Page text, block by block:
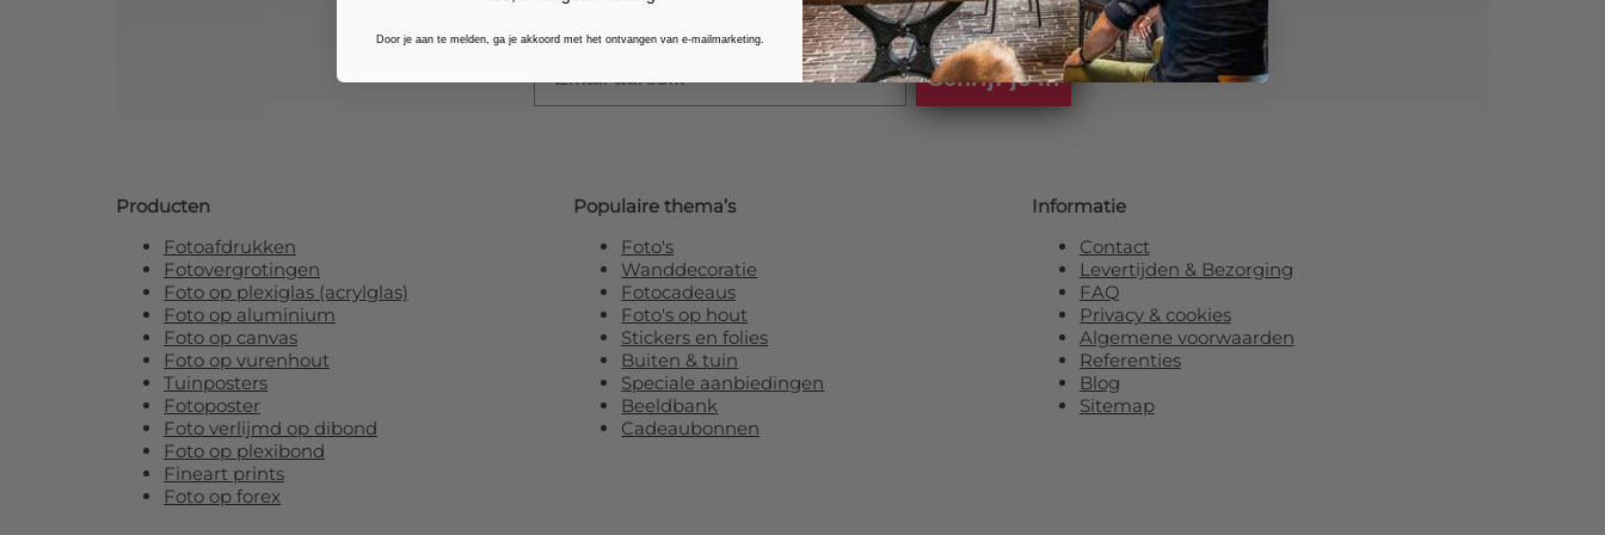
Schrijf je in
Producten
Fotoafdrukken
Fotovergrotingen
Foto op plexiglas (acrylglas)
Foto op aluminium
Foto op canvas
Foto op vurenhout
Tuinposters
Fotoposter
Foto verlijmd op dibond
Foto op plexibond
Fineart prints
Foto op forex
Populaire thema’s
Foto's
Wanddecoratie
Fotocadeaus
Foto's op hout
Stickers en folies
Buiten & tuin
Speciale aanbiedingen
Beeldbank
Cadeaubonnen
Informatie
Contact
Levertijden & Bezorging
FAQ
Privacy & cookies
Algemene voorwaarden
Referenties
Blog
Sitemap
Door je aan te melden, ga je akkoord met het ontvangen van e-mailmarketing.